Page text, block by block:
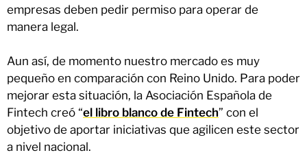
empresas deben pedir permiso para operar de
manera legal.
Aun así, de momento nuestro mercado es muy
pequeño en comparación con Reino Unido. Para poder
mejorar esta situación, la Asociación Española de
Fintech creó “el libro blanco de Fintech” con el
objetivo de aportar iniciativas que agilicen este sector
a nivel nacional.